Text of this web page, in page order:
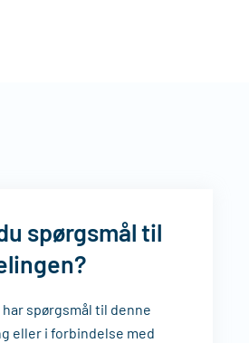
spørgsmål til
har spørgsmål til denne
eller i forbindelse med